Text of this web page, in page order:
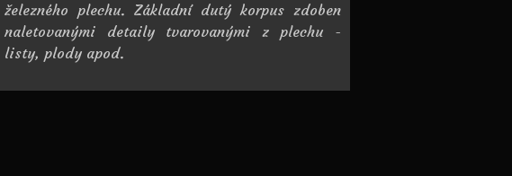
železného plechu. Základní dutý korpus zdoben
naletovanými detaily tvarovanými z plechu -
listy, plody apod.